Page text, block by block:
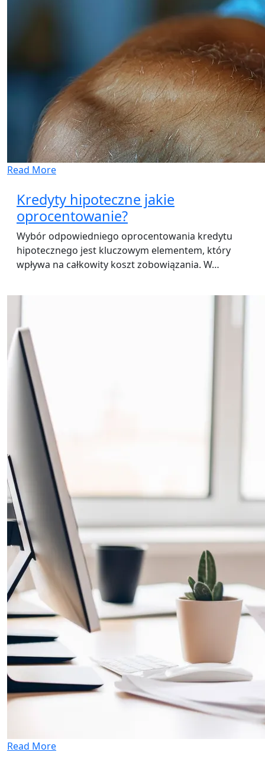
Read More
Kredyty hipoteczne jakie
oprocentowanie?
Wybór odpowiedniego oprocentowania kredytu
hipotecznego jest kluczowym elementem, który
wpływa na całkowity koszt zobowiązania. W…
Read More